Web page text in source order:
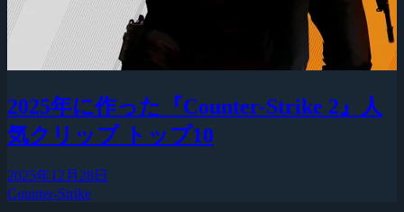
2025年に作った『Counter-Strike 2』人
気クリップ トップ10
2025年12月28日
Counter-Strike